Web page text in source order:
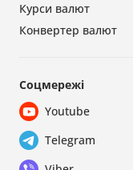
Курси валют
Конвертер валют
Соцмережі
Youtube
Telegram